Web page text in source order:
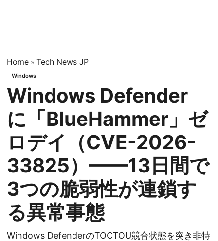
Home » Tech News JP
Windows
Windows Defender
に「BlueHammer」ゼ
ロデイ（CVE-2026-
33825）——13日間で
3つの脆弱性が連鎖す
る異常事態
Windows DefenderのTOCTOU競合状態を突き非特